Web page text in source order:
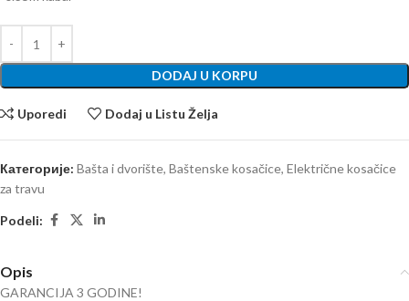
DODAJ U KORPU
Uporedi Dodaj u Listu Želja
Категорије: Bašta i dvorište, Baštenske kosačice, Električne kosačice
za travu
Podeli:
Opis
GARANCIJA 3 GODINE!